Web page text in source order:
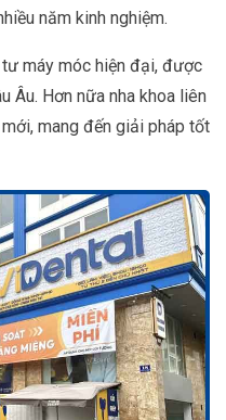
năm kinh nghiệm.
máy móc hiện đại, được
Âu. Hơn nữa nha khoa liên
mang đến giải pháp tốt